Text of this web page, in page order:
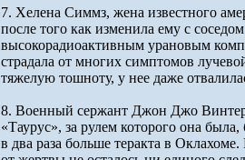
7. Хелена Симмз, жена известного
после того как изменила ему с
высокорадиоактивным урановым
страдала от многих симптомов
тяжелую тошноту, у нее даже
8. Военный сержант Джон Джо
«Таурус», за рулем которого она
в два раза больше теракта в